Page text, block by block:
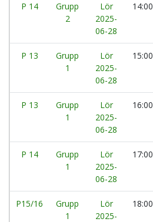
P 14
Grupp
2
Lör
2025-
06-28
14:00
P 13
Grupp
1
Lör
2025-
06-28
15:00
P 13
Grupp
1
Lör
2025-
06-28
16:00
P 14
Grupp
1
Lör
2025-
06-28
17:00
P15/16
Grupp
1
Lör
2025-
18:00